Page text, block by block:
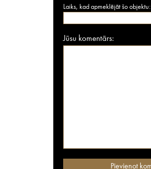
Laiks, kad apmeklējāt šo objektu:
Jūsu komentārs: